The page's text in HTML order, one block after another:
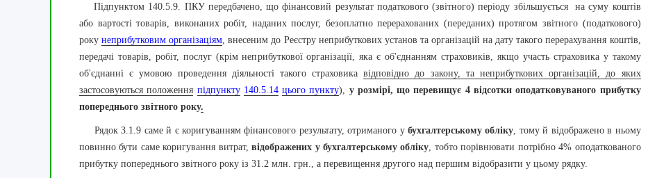
Підпунктом 140.5.9. ПКУ передбачено, що фінансовий результат податкового (звітного) періоду збільшується на суму коштів
або вартості товарів, виконаних робіт, наданих послуг, безоплатно перерахованих (переданих) протягом звітного (податкового)
рокунеприбутковим організаціям , внесеним до Реєстру неприбуткових установ та організацій на дату такого перерахування коштів,
передачі товарів, робіт, послуг (крім неприбуткової організації, яка є об'єднанням страховиків, якщо участь страховика у такому
об'єднанні є умовою проведення діяльності такого страховикавідповідно до закону, та неприбуткових організацій, до яких
застосовуються положення підпункту 140.5.14 цього пункту), у розмірі, що перевищує 4 відсотки оподатковуваного прибутку
попереднього звітного року.
Рядок 3.1.9 саме й є коригуванням фінансового результату, отриманого убухгалтерському обліку , тому й відображено в ньому
повинно бути саме коригування витрат,відображених у бухгалтерському обліку , тобто порівнювати потрібно 4% оподаткованого
прибутку попереднього звітного року із 31.2 млн. грн., а перевищення другого над першим відобразити у цьому рядку.